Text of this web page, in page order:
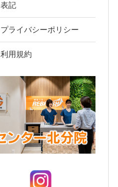
表記
プライバシーポリシー
利用規約